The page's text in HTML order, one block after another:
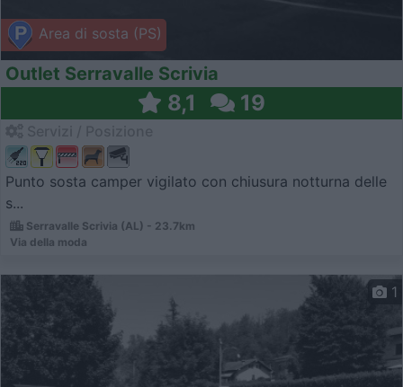
Area di sosta (PS)
Outlet Serravalle Scrivia
8,1 19
Punto sosta camper vigilato con chiusura notturna delle
s...
Serravalle Scrivia (AL) - 23.7km
Via della moda
1